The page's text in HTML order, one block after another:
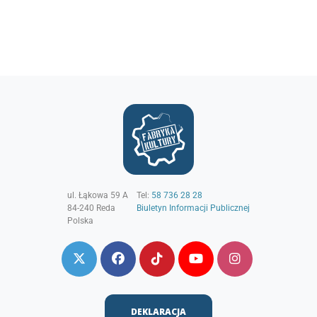
ul. Łąkowa 59 A
84-240 Reda
Polska
Tel: 58 736 28 28
Biuletyn Informacji Publicznej
DEKLARACJA